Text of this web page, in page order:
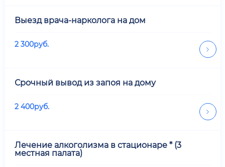
Выезд врача-нарколога на дом
2 300руб.
Срочный вывод из запоя на дому
2 400руб.
Лечение алкоголизма в стационаре * (3
местная палата)